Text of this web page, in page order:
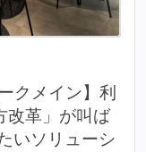
クメイン】利
改革」が叫ば
いソリューシ